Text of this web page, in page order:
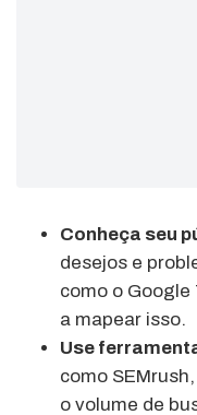
Conheça seu
desejos e
como o
a mapear isso.
Use
como
o volume de